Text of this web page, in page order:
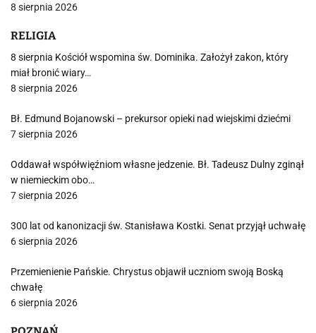
8 sierpnia 2026
RELIGIA
8 sierpnia Kościół wspomina św. Dominika. Założył zakon, który
miał bronić wiary…
8 sierpnia 2026
Bł. Edmund Bojanowski – prekursor opieki nad wiejskimi dziećmi
7 sierpnia 2026
Oddawał współwięźniom własne jedzenie. Bł. Tadeusz Dulny zginął
w niemieckim obo…
7 sierpnia 2026
300 lat od kanonizacji św. Stanisława Kostki. Senat przyjął uchwałę
6 sierpnia 2026
Przemienienie Pańskie. Chrystus objawił uczniom swoją Boską
chwałę
6 sierpnia 2026